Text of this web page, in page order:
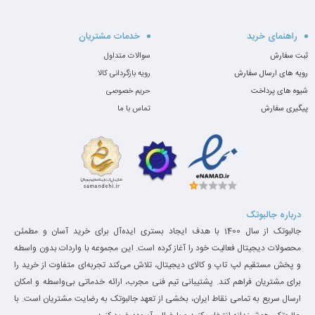
ASUS TUF Gaming A16 FA607NUG
که نباید از دست بدهید. این مدل با پردازنده‌ی
کم‌مصرف اما قدرتمند
AMD Ryzen 7-7445HS ، کارت گرافیک نسل جدید
NVIDIA GeForce RTX 4050 6GB و حافظه‌ی سریع
512GB PCIe Gen4 آمده تا هم در بازی‌ها و هم در
کارهای حرفه‌ای مثل تدوین و مدل‌سازی سه‌بعدی
عملکرد قابل‌توجهی ارائه دهد.
مشخصات فنی کامل
راهنمای خرید
ثبت سفارش
رویه های ارسال سفارش
شیوه های پرداخت
پیگیری سفارش
خدمات مشتریان
سوالات متداول
رویه بازگردانی کالا
حریم خصوصی
تماس با ما
درباره جالبوتک
جالبوتک از سال 1400 با هدف ایجاد بستری ایده‌آل برای خرید آسان و مطمئن
محصولات دیجیتال فعالیت خود را آغاز کرده است. این مجموعه با واردات بدون واسطه
و پخش مستقیم لپ تاپ و کالای دیجیتال، تلاش می‌کند تجربه‌ای متفاوت از خرید را
برای مشتریان فراهم کند. پشتیبانی تیم فنی مجرب، ارائه خدماتی بی‌واسطه و امکان
ارسال سریع به تمامی نقاط ایران، بخشی از تعهد جالبوتک به رضایت مشتریان است. با